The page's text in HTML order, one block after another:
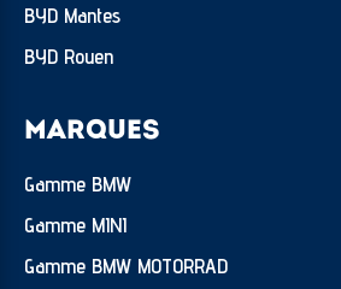
BYD Mantes
BYD Rouen
MARQUES
Gamme BMW
Gamme MINI
Gamme BMW MOTORRAD